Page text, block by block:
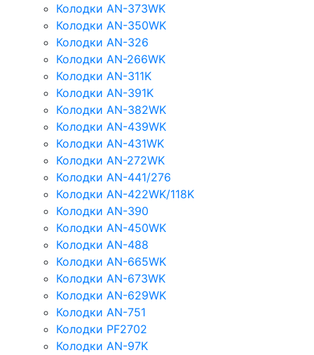
Колодки AN-373WK
Колодки AN-350WK
Колодки AN-326
Колодки AN-266WK
Колодки AN-311K
Колодки AN-391K
Колодки AN-382WK
Колодки AN-439WK
Колодки AN-431WK
Колодки AN-272WK
Колодки AN-441/276
Колодки AN-422WK/118K
Колодки AN-390
Колодки AN-450WK
Колодки AN-488
Колодки AN-665WK
Колодки AN-673WK
Колодки AN-629WK
Колодки AN-751
Колодки PF2702
Колодки AN-97K